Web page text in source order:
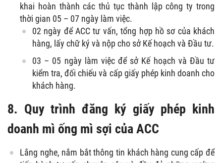
khai hoàn thành các thủ tục thành lập công ty trong
thời gian 05 – 07 ngày làm việc.
02 ngày để ACC tư vấn, tổng hợp hồ sơ của khách
hàng, lấy chữ ký và nộp cho sở Kế hoạch và Đầu tư.
03 – 05 ngày làm việc để sở Kế hoạch và Đầu tư
kiểm tra, đối chiếu và cấp giấy phép kinh doanh cho
khách hàng.
8. Quy trình đăng ký giấy phép kinh
doanh mì ống mì sợi của ACC
Lắng nghe, nắm bắt thông tin khách hàng cung cấp để